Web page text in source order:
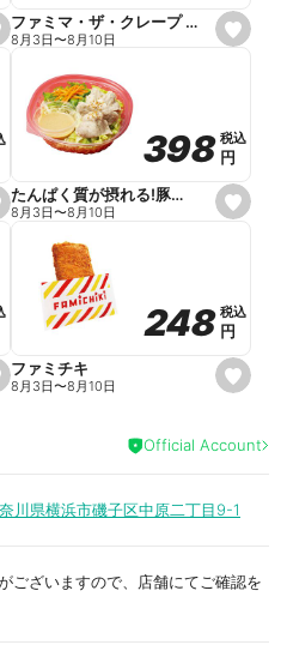
s
e
o
r
i
e
ファミマ・ザ・クレープ 生チョコ
8月3日〜8月10日
s
e
o
r
i
e
398
398 税込
税込
円
円
たんぱく質が摂れる!豚しゃぶのパスタサラダ
8月3日〜8月10日
s
e
a
i
t
248
248 税込
税込
円
円
ファミチキ
8月3日〜8月10日
Official Account
川県横浜市磯子区中原二丁目9-1
ございますので、店舗にてご確認を